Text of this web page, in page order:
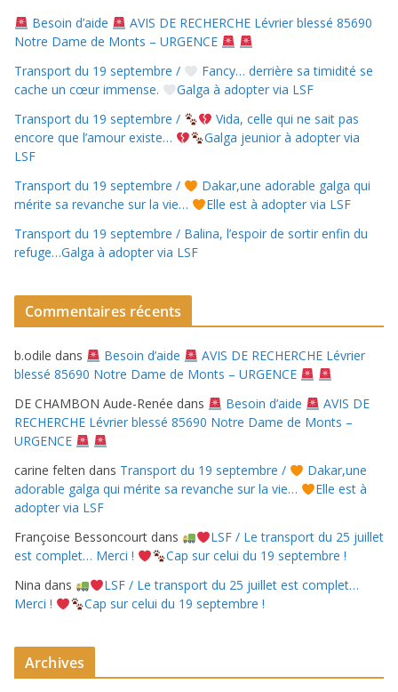
Besoin d’aide
AVIS DE RECHERCHE Lévrier blessé 85690
Notre Dame de Monts – URGENCE
Transport du 19 septembre /
Fancy… derrière sa timidité se
cache un cœur immense.
Galga à adopter via LSF
Transport du 19 septembre /
Vida, celle qui ne sait pas
encore que l’amour existe…
Galga jeunior à adopter via
LSF
Transport du 19 septembre /
Dakar,une adorable galga qui
mérite sa revanche sur la vie…
Elle est à adopter via LSF
Transport du 19 septembre / Balina, l’espoir de sortir enfin du
refuge…Galga à adopter via LSF
Commentaires récents
b.odile dans Besoin d’aide
AVIS DE RECHERCHE Lévrier
blessé 85690 Notre Dame de Monts – URGENCE
DE CHAMBON Aude-Renée dans Besoin d’aide
AVIS DE
RECHERCHE Lévrier blessé 85690 Notre Dame de Monts –
URGENCE
carine felten dans Transport du 19 septembre /
Dakar,une
adorable galga qui mérite sa revanche sur la vie…
Elle est à
adopter via LSF
Françoise Bessoncourt dans
LSF / Le transport du 25 juillet
est complet… Merci !
Cap sur celui du 19 septembre !
Nina dans
LSF / Le transport du 25 juillet est complet…
Merci !
Cap sur celui du 19 septembre !
Archives